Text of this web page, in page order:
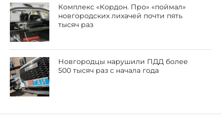
Комплекс «Кордон. Про» «поймал»
новгородских лихачей почти пять
тысяч раз
Новгородцы нарушили ПДД более
500 тысяч раз с начала года